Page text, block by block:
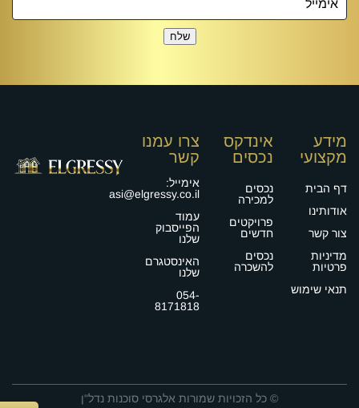
שלח
מידע
מקצועי
דף הבית
אודותינו
צור קשר
מדיניות
פרטיות
תנאי שימוש
אינדקס
נכסים
נכסים
למכירה
פרויקטים
חדשים
נכסים
להשכרה
צרו עמנו
קשר
אימייל:
asi@elgressy.co.il
עמוד
הפייסבוק
שלנו
האינסטגרם
שלנו
054-
8171818
© כל הזכויות שמורות אלגרסי סוכנות נדל"ן